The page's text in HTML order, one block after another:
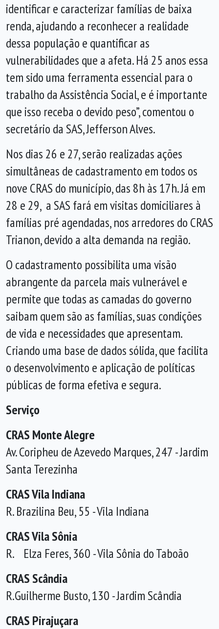
identificar e caracterizar famílias de baixa
renda, ajudando a reconhecer a realidade
dessa população e quantificar as
vulnerabilidades que a afeta. Há 25 anos essa
tem sido uma ferramenta essencial para o
trabalho da Assistência Social, e é importante
que isso receba o devido peso”, comentou o
secretário da SAS, Jefferson Alves.
Nos dias 26 e 27, serão realizadas ações
simultâneas de cadastramento em todos os
nove CRAS do município, das 8h às 17h. Já em
28 e 29, a SAS fará em visitas domiciliares à
famílias pré agendadas, nos arredores do CRAS
Trianon, devido a alta demanda na região.
O cadastramento possibilita uma visão
abrangente da parcela mais vulnerável e
permite que todas as camadas do governo
saibam quem são as famílias, suas condições
de vida e necessidades que apresentam.
Criando uma base de dados sólida, que facilita
o desenvolvimento e aplicação de políticas
públicas de forma efetiva e segura.
Serviço
CRAS Monte Alegre
Av. Coripheu de Azevedo Marques, 247 - Jardim
Santa Terezinha
CRAS Vila Indiana
R. Brazilina Beu, 55 - Vila Indiana
CRAS Vila Sônia
R. Elza Feres, 360 - Vila Sônia do Taboão
CRAS Scândia
R.Guilherme Busto, 130 - Jardim Scândia
CRAS Pirajuçara